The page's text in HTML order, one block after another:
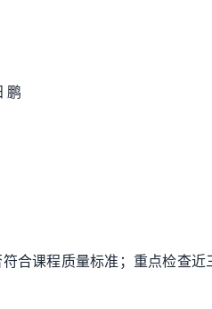
鹏
合课程质量标准；重点检查近